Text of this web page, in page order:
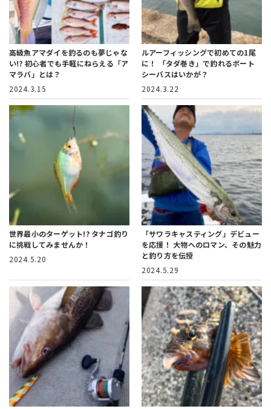
高級魚アマダイを釣るのも夢じゃな
い!? 初心者でも手軽にねらえる「ア
マラバ」とは？
2024.3.15
ルアーフィッシングで初めての1尾
に！
「タダ巻き」で釣れるボート
シーバスはいかが？
2024.3.22
世界最小のターゲット!? タナゴ釣り
に挑戦してみませんか！
2024.5.20
「サワラキャスティング」デビュー
を応援！ 大物へのロマン、その魅力
と釣り方を伝授
2024.5.29